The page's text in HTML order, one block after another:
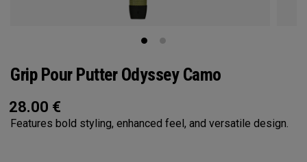
Grip Pour Putter Odyssey Camo
28.00 €
Features bold styling, enhanced feel, and versatile design.